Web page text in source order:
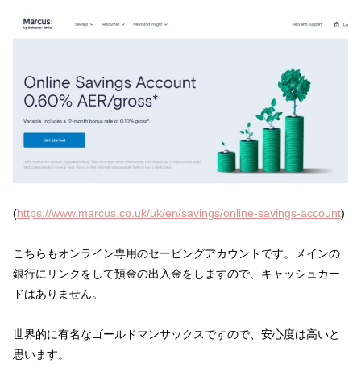
(https://www.marcus.co.uk/uk/en/savings/online-savings-account)
こちらもオンライン専用のセービングアカウントです。メインの
銀行にリンクをして預金の出入金をしますので、キャッシュカー
ドはありません。
世界的に有名なゴールドマンサックスですので、安心度は高いと
思います。